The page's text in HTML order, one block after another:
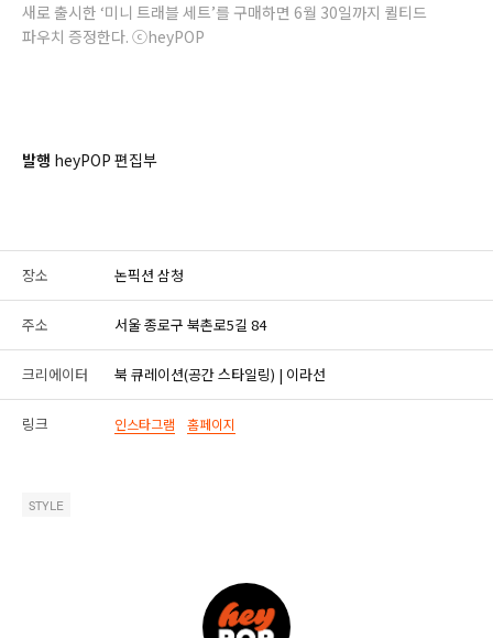
새로 출시한 ‘미니 트래블 세트’를 구매하면 6월 30일까지 퀼티드
파우치 증정한다. ⓒheyPOP
발행 heyPOP 편집부
장소 논픽션 삼청
주소 서울 종로구 북촌로5길 84
크리에이터 북 큐레이션(공간 스타일링) | 이라선
링크 인스타그램 홈페이지
STYLE